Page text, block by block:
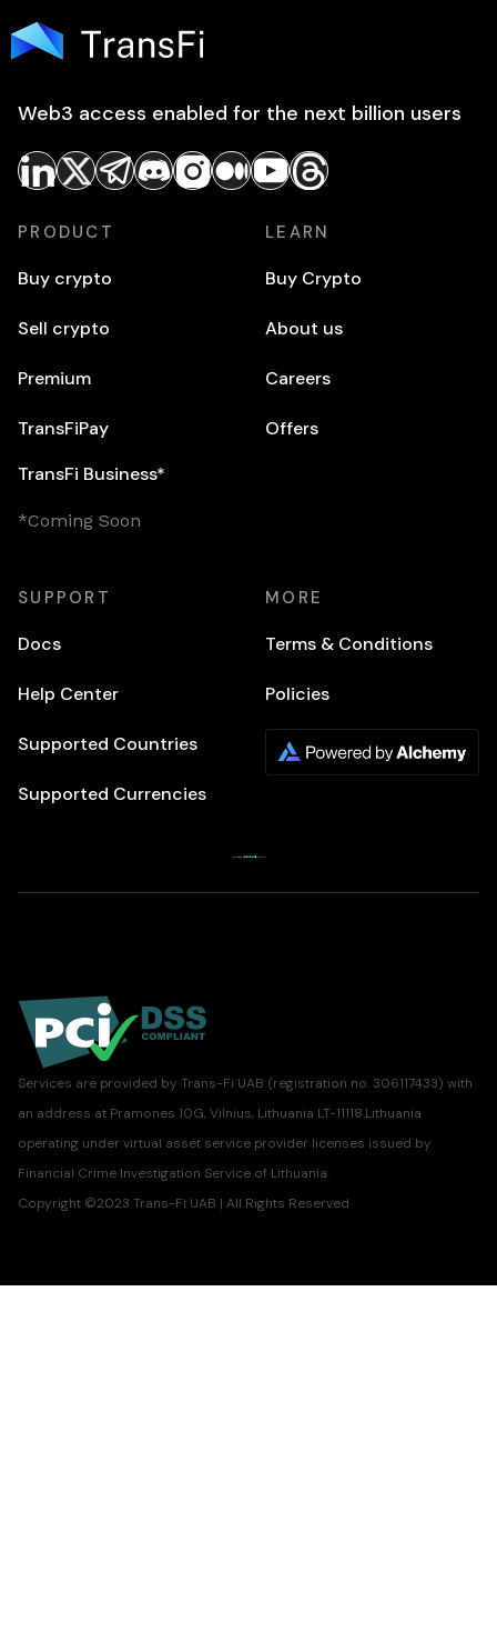
Web3 access enabled for the next billion users
PRODUCT
Buy crypto
Sell crypto
Premium
TransFiPay
TransFi Business*
*Coming Soon
LEARN
Buy Crypto
About us
Careers
Offers
SUPPORT
Docs
Help Center
Supported Countries
Supported Currencies
MORE
Terms & Conditions
Policies
Services are provided by Trans-Fi UAB (registration no. 306117433) with
an address at Pramones 10G, Vilnius, Lithuania LT-11118.Lithuania
operating under virtual asset service provider licenses issued by
Financial Crime Investigation Service of Lithuania.
Copyright ©2023 Trans-Fi UAB | All Rights Reserved